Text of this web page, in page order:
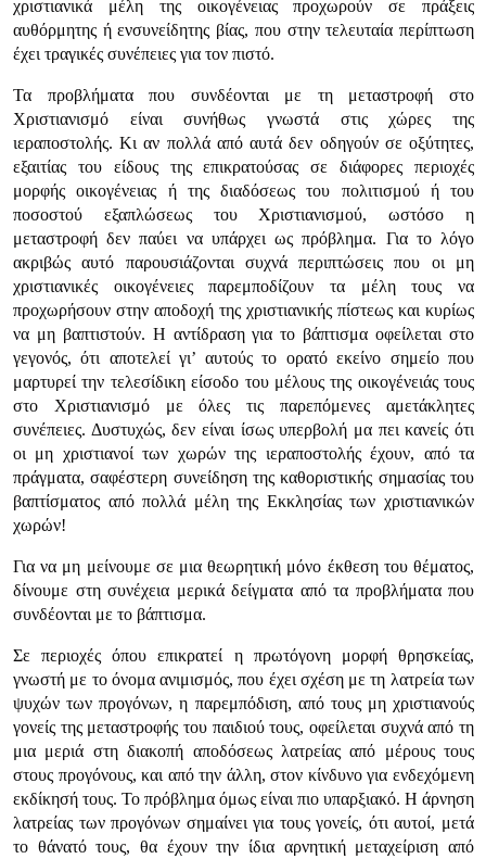
χριστιανικά μέλη της οικογένειας προχωρούν σε πράξεις
αυθόρμητης ή ενσυνείδητης βίας, που στην τελευταία περίπτωση
έχει τραγικές συνέπειες για τον πιστό.
Τα προβλήματα που συνδέονται με τη μεταστροφή στο
Χριστιανισμό είναι συνήθως γνωστά στις χώρες της
ιεραποστολής. Κι αν πολλά από αυτά δεν οδηγούν σε οξύτητες,
εξαιτίας του είδους της επικρατούσας σε διάφορες περιοχές
μορφής οικογένειας ή της διαδόσεως του πολιτισμού ή του
ποσοστού εξαπλώσεως του Χριστιανισμού, ωστόσο η
μεταστροφή δεν παύει να υπάρχει ως πρόβλημα. Για το λόγο
ακριβώς αυτό παρουσιάζονται συχνά περιπτώσεις που οι μη
χριστιανικές οικογένειες παρεμποδίζουν τα μέλη τους να
προχωρήσουν στην αποδοχή της χριστιανικής πίστεως και κυρίως
να μη βαπτιστούν. Η αντίδραση για το βάπτισμα οφείλεται στο
γεγονός, ότι αποτελεί γι’ αυτούς το ορατό εκείνο σημείο που
μαρτυρεί την τελεσίδικη είσοδο του μέλους της οικογένειάς τους
στο Χριστιανισμό με όλες τις παρεπόμενες αμετάκλητες
συνέπειες. Δυστυχώς, δεν είναι ίσως υπερβολή μα πει κανείς ότι
οι μη χριστιανοί των χωρών της ιεραποστολής έχουν, από τα
πράγματα, σαφέστερη συνείδηση της καθοριστικής σημασίας του
βαπτίσματος από πολλά μέλη της Εκκλησίας των χριστιανικών
χωρών!
Για να μη μείνουμε σε μια θεωρητική μόνο έκθεση του θέματος,
δίνουμε στη συνέχεια μερικά δείγματα από τα προβλήματα που
συνδέονται με το βάπτισμα.
Σε περιοχές όπου επικρατεί η πρωτόγονη μορφή θρησκείας,
γνωστή με το όνομα ανιμισμός, που έχει σχέση με τη λατρεία των
ψυχών των προγόνων, η παρεμπόδιση, από τους μη χριστιανούς
γονείς της μεταστροφής του παιδιού τους, οφείλεται συχνά από τη
μια μεριά στη διακοπή αποδόσεως λατρείας από μέρους τους
στους προγόνους, και από την άλλη, στον κίνδυνο για ενδεχόμενη
εκδίκησή τους. Το πρόβλημα όμως είναι πιο υπαρξιακό. Η άρνηση
λατρείας των προγόνων σημαίνει για τους γονείς, ότι αυτοί, μετά
το θάνατό τους, θα έχουν την ίδια αρνητική μεταχείριση από